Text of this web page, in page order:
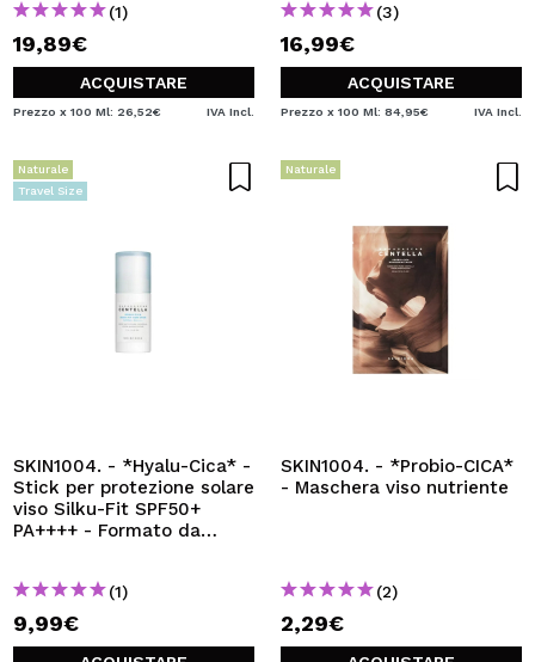
(1)
19,89€
ACQUISTARE
Prezzo x 100 Ml: 26,52€ IVA Incl.
(3)
16,99€
ACQUISTARE
Prezzo x 100 Ml: 84,95€ IVA Incl.
Naturale
Travel Size
SKIN1004. - *Hyalu-Cica* -
Stick per protezione solare
viso Silku-Fit SPF50+
PA++++ - Formato da
(1)
9,99€
Naturale
SKIN1004. - *Probio-CICA*
- Maschera viso nutriente
(2)
2,29€